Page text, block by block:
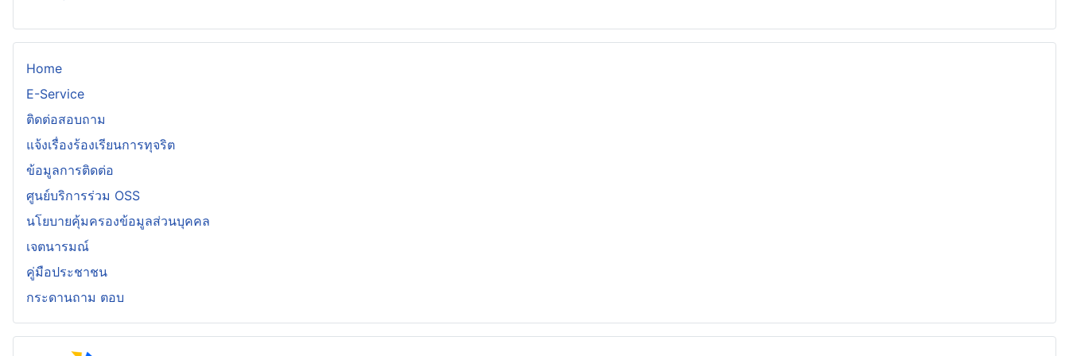
Home
E-Service
ติดต่อสอบถาม
แจ้งเรื่องร้องเรียนการทุจริต
ข้อมูลการติดต่อ
ศูนย์บริการร่วม OSS
นโยบายคุ้มครองข้อมูลส่วนบุคคล
เจตนารมณ์
คู่มือประชาชน
กระดานถาม ตอบ